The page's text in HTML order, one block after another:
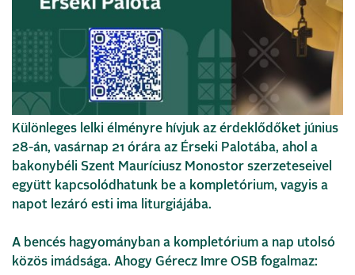
Különleges lelki élményre hívjuk az érdeklődőket június
28-án, vasárnap 21 órára az Érseki Palotába, ahol a
bakonybéli Szent Mauríciusz Monostor szerzeteseivel
együtt kapcsolódhatunk be a kompletórium, vagyis a
napot lezáró esti ima liturgiájába.
A bencés hagyományban a kompletórium a nap utolsó
közös imádsága. Ahogy Gérecz Imre OSB fogalmaz: